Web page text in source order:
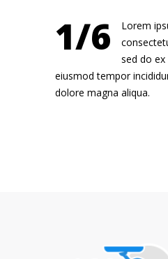
1/6
Lorem
sed do
eiusmod tempor
dolore magna aliqua.